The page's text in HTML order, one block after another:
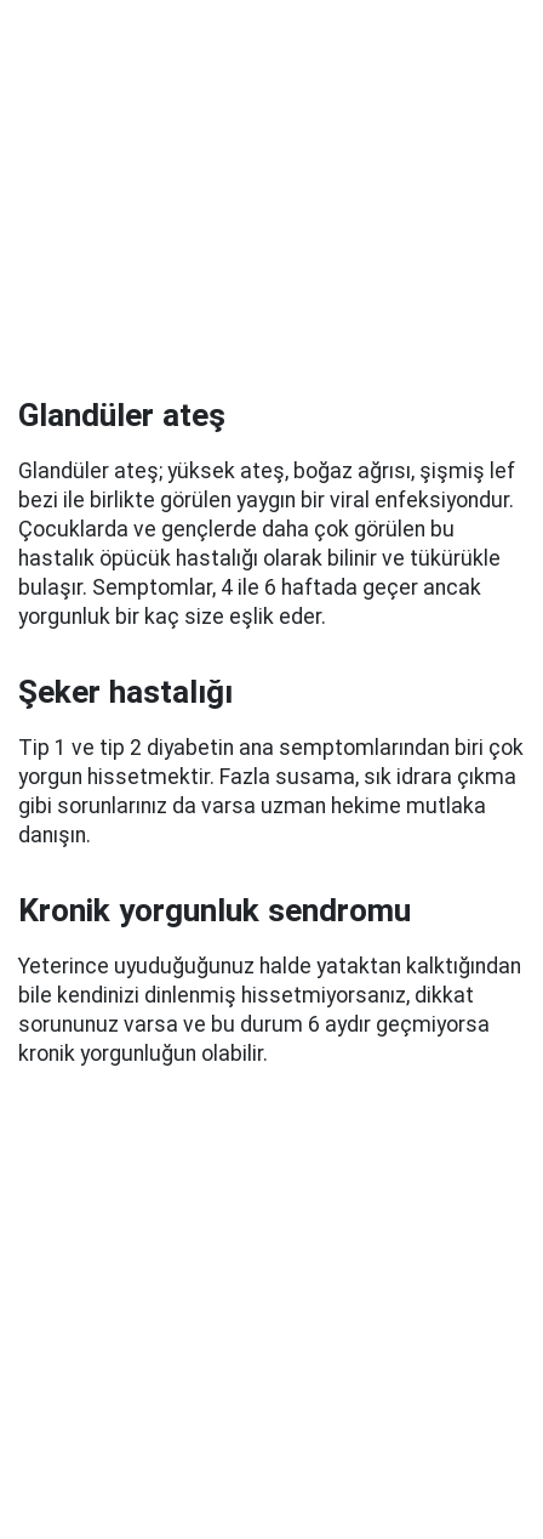
Glandüler ateş
Glandüler ateş; yüksek ateş, boğaz ağrısı, şişmiş lef
bezi ile birlikte görülen yaygın bir viral enfeksiyondur.
Çocuklarda ve gençlerde daha çok görülen bu
hastalık öpücük hastalığı olarak bilinir ve tükürükle
bulaşır. Semptomlar, 4 ile 6 haftada geçer ancak
yorgunluk bir kaç size eşlik eder.
Şeker hastalığı
Tip 1 ve tip 2 diyabetin ana semptomlarından biri çok
yorgun hissetmektir. Fazla susama, sık idrara çıkma
gibi sorunlarınız da varsa uzman hekime mutlaka
danışın.
Kronik yorgunluk sendromu
Yeterince uyuduğuğunuz halde yataktan kalktığından
bile kendinizi dinlenmiş hissetmiyorsanız, dikkat
sorununuz varsa ve bu durum 6 aydır geçmiyorsa
kronik yorgunluğun olabilir.